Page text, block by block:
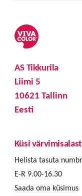
AS Tikkurila
Liimi 5
10621 Tallinn
Eesti
Küsi
Helista tasuta
E-R 9.00-16.30
Saada oma küsimus